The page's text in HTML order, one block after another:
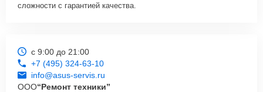
сложности с гарантией качества.
с 9:00 до 21:00
+7 (495) 324-63-10
info@asus-servis.ru
ООО“Ремонт техники”